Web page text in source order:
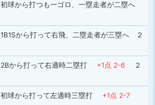
初球から打つも一ゴロ、一塁走者が二塁へ
1B1Sから打って右飛、二塁走者が三塁へ ２
2Bから打って右適時二塁打 +1点 2-6 ２
初球から打って左適時三塁打 +1点 2-7